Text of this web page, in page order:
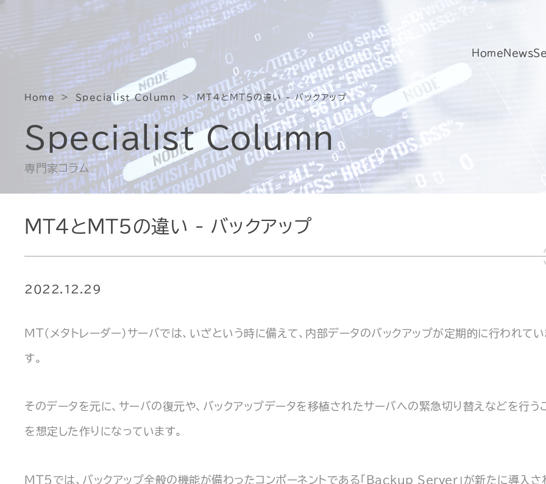
Home News
Home Specialist Column MT4とMT5の違い - バックアップ
Specialist Column
専門家コラム
MT4とMT5の違い - バックアップ
2022.12.29
MT（メタトレーダー）サーバでは、いざという時に備えて、内部データのバックアップが定期的に行われてい
す。
そのデータを元に、サーバの復元や、バックアップデータを移植されたサーバへの緊急切り替えなどを行う
を想定した作りになっています。
MT5では、バックアップ全般の機能が備わったコンポーネントである「Backup Server」が新たに導入さ